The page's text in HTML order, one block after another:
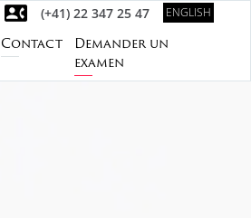
(+41) 22 347 25 47 ENGLISH
Contact
Demander un
examen